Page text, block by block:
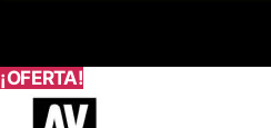
¡OFERTA!